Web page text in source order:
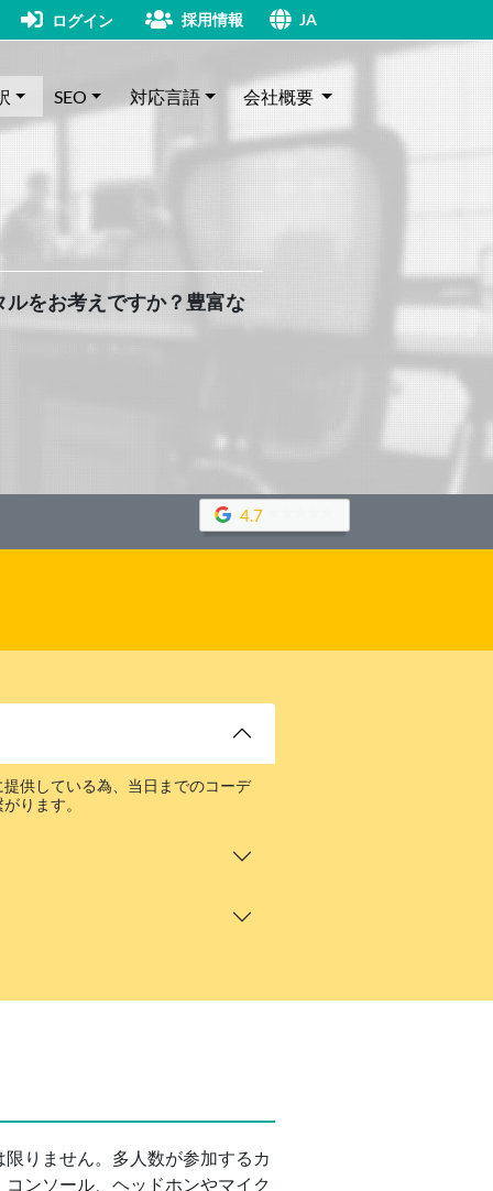
ログイン 採用情報 JA
SEO 対応言語 会社概要
をお考えですか？豊富な
4.7
供している為、当日までのコーデ
ります。
りません。多人数が参加するカ
ンソール、ヘッドホンやマイク